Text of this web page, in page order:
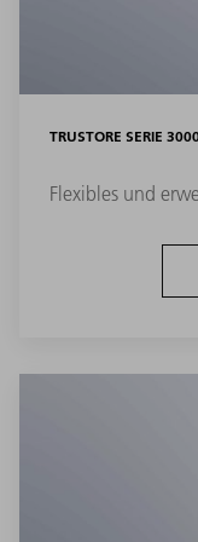
TRUSTORE SERIE
Flexibles und